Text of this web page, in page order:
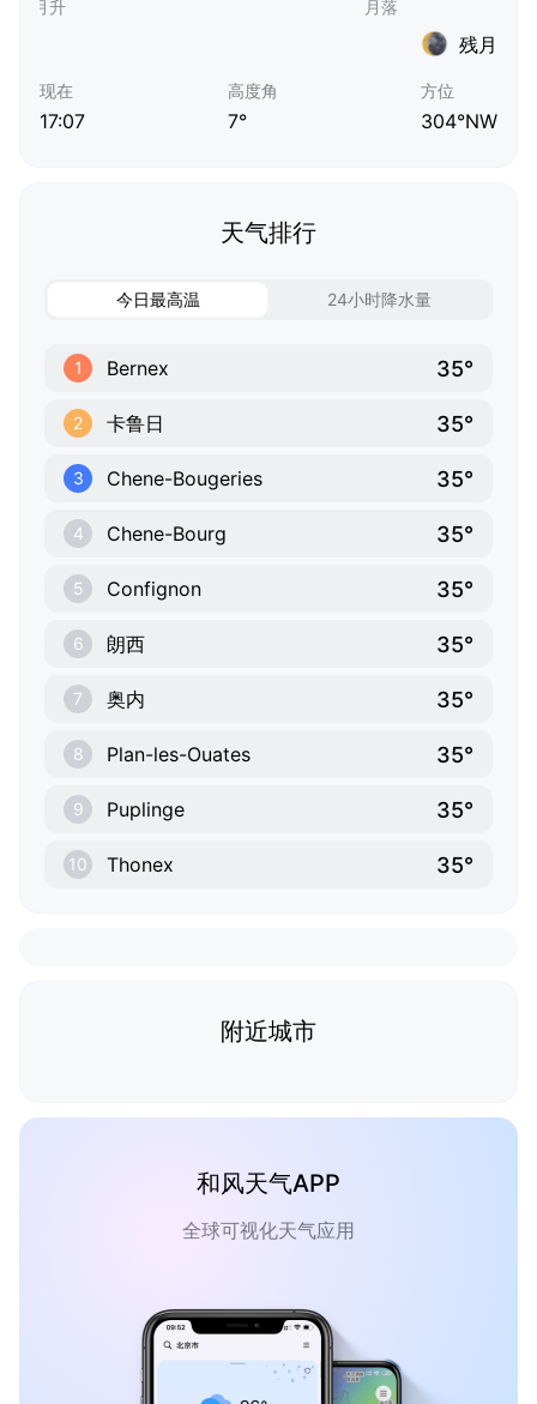
残月
现在
17:07
高度角
7°
方位
304°NW
天气排行
今日最高温 24小时降水量
1 Bernex 35°
2 卡鲁日 35°
3 Chene-Bougeries 35°
4 Chene-Bourg 35°
5 Confignon 35°
6 朗西 35°
7 奥内 35°
8 Plan-les-Ouates 35°
9 Puplinge 35°
10 Thonex 35°
附近城市
和风天气APP
全球可视化天气应用